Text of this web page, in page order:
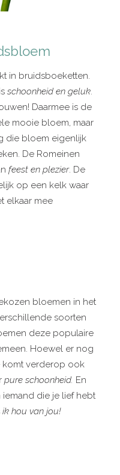
in bruidsboeketten.
schoonheid en geluk.
Daarmee is de
mooie bloem, maar
die bloem eigenlijk
De Romeinen
feest en plezier. De
op een kelk waar
elkaar mee
bloemen in het
soorten
deze populaire
Hoewel er nog
komt verderop ook
pure schoonheid. En
die je lief hebt
ik hou van jou!